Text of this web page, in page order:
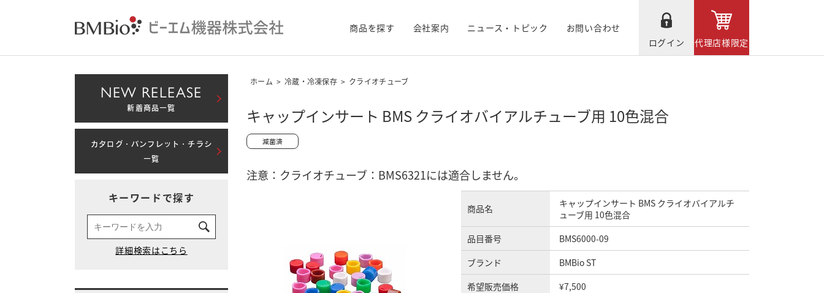
商品を探す 会社案内 ニュース・トピック
お問い合わせ
ログイン
代理店様限定
ホーム > 冷蔵・冷凍保存 > クライオチューブ
キャップインサート BMS クライオバイアルチューブ用 10色混合
注意：クライオチューブ：BMS6321には適合しません。
商品名
キャップインサート BMS クライオバイアルチ
ューブ用 10色混合
品目番号
BMS6000-09
ブランド
BMBio ST
希望販売価格
¥7,500
NEW RELEASE
新着商品一覧
カタログ・パンフレット・チラシ
一覧
キーワードで探す